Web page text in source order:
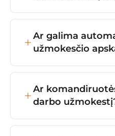
pateikiant mėnesines
„Sodrai“ bei VMI per
Ar galima
užmokesčio
(BSS IT) ir galime
laiko apskaitos
Ar
darbo